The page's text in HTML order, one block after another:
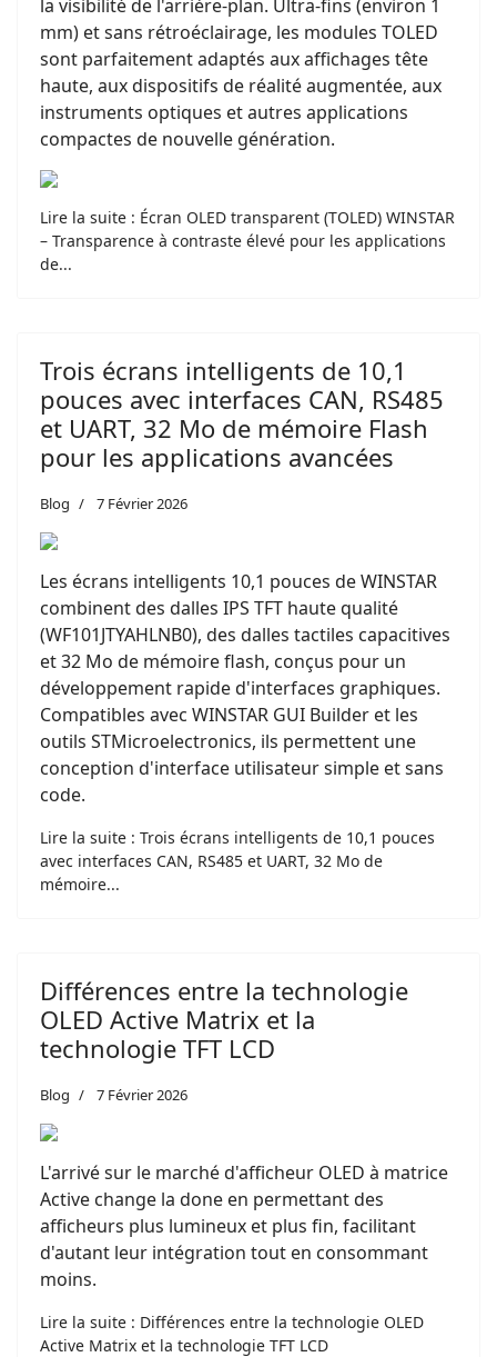
la visibilité de l'arrière-plan. Ultra-fins (environ 1
mm) et sans rétroéclairage, les modules TOLED
sont parfaitement adaptés aux affichages tête
haute, aux dispositifs de réalité augmentée, aux
instruments optiques et autres applications
compactes de nouvelle génération.
Lire la suite : Écran OLED transparent (TOLED) WINSTAR
– Transparence à contraste élevé pour les applications
de...
Trois écrans intelligents de 10,1
pouces avec interfaces CAN, RS485
et UART, 32 Mo de mémoire Flash
pour les applications avancées
Blog 7 Février 2026
Les écrans intelligents 10,1 pouces de WINSTAR
combinent des dalles IPS TFT haute qualité
(WF101JTYAHLNB0), des dalles tactiles capacitives
et 32 ​​Mo de mémoire flash, conçus pour un
développement rapide d'interfaces graphiques.
Compatibles avec WINSTAR GUI Builder et les
outils STMicroelectronics, ils permettent une
conception d'interface utilisateur simple et sans
code.
Lire la suite : Trois écrans intelligents de 10,1 pouces
avec interfaces CAN, RS485 et UART, 32 Mo de
mémoire...
Différences entre la technologie
OLED Active Matrix et la
technologie TFT LCD
Blog 7 Février 2026
L'arrivé sur le marché d'afficheur OLED à matrice
Active change la done en permettant des
afficheurs plus lumineux et plus fin, facilitant
d'autant leur intégration tout en consommant
moins.
Lire la suite : Différences entre la technologie OLED
Active Matrix et la technologie TFT LCD